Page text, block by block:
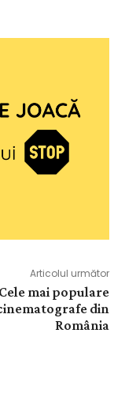
Articolul următor
Cele mai populare
din
România